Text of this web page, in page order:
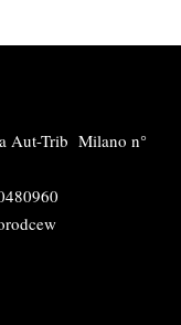
Aut-Trib Milano n°